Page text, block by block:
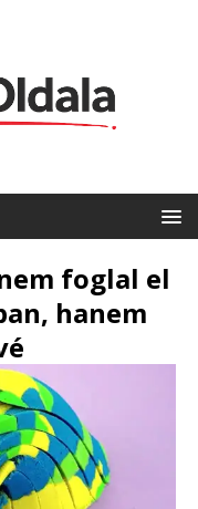
foglal el
hanem